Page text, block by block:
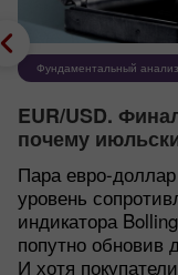
Фундаментальный анализ
EUR/USD.
почему
кажутся
Пара евро-
уровень
индикатора
попутно
И хотя